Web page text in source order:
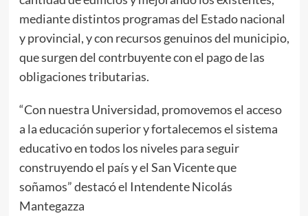
mediante distintos programas del Estado nacional
y provincial, y con recursos genuinos del municipio,
que surgen del contrbuyente con el pago de las
obligaciones tributarias.
“Con nuestra Universidad, promovemos el acceso
a la educación superior y fortalecemos el sistema
educativo en todos los niveles para seguir
construyendo el país y el San Vicente que
soñamos” destacó el Intendente Nicolás
Mantegazza